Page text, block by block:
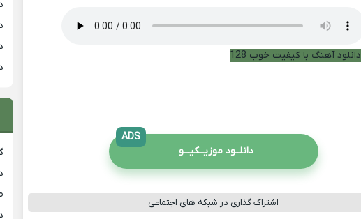
دانلود آهنگ با کیفیت خوب 128
دانلــود موزیــکیـــو
ADS
اشتراک گذاری در شبکه های اجتماعی